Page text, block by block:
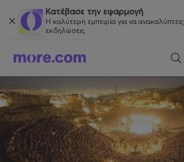
Κατέβασε την εφαρμογή
Η καλύτερη εμπειρία για να ανακαλύπτεις
εκδηλώσεις.